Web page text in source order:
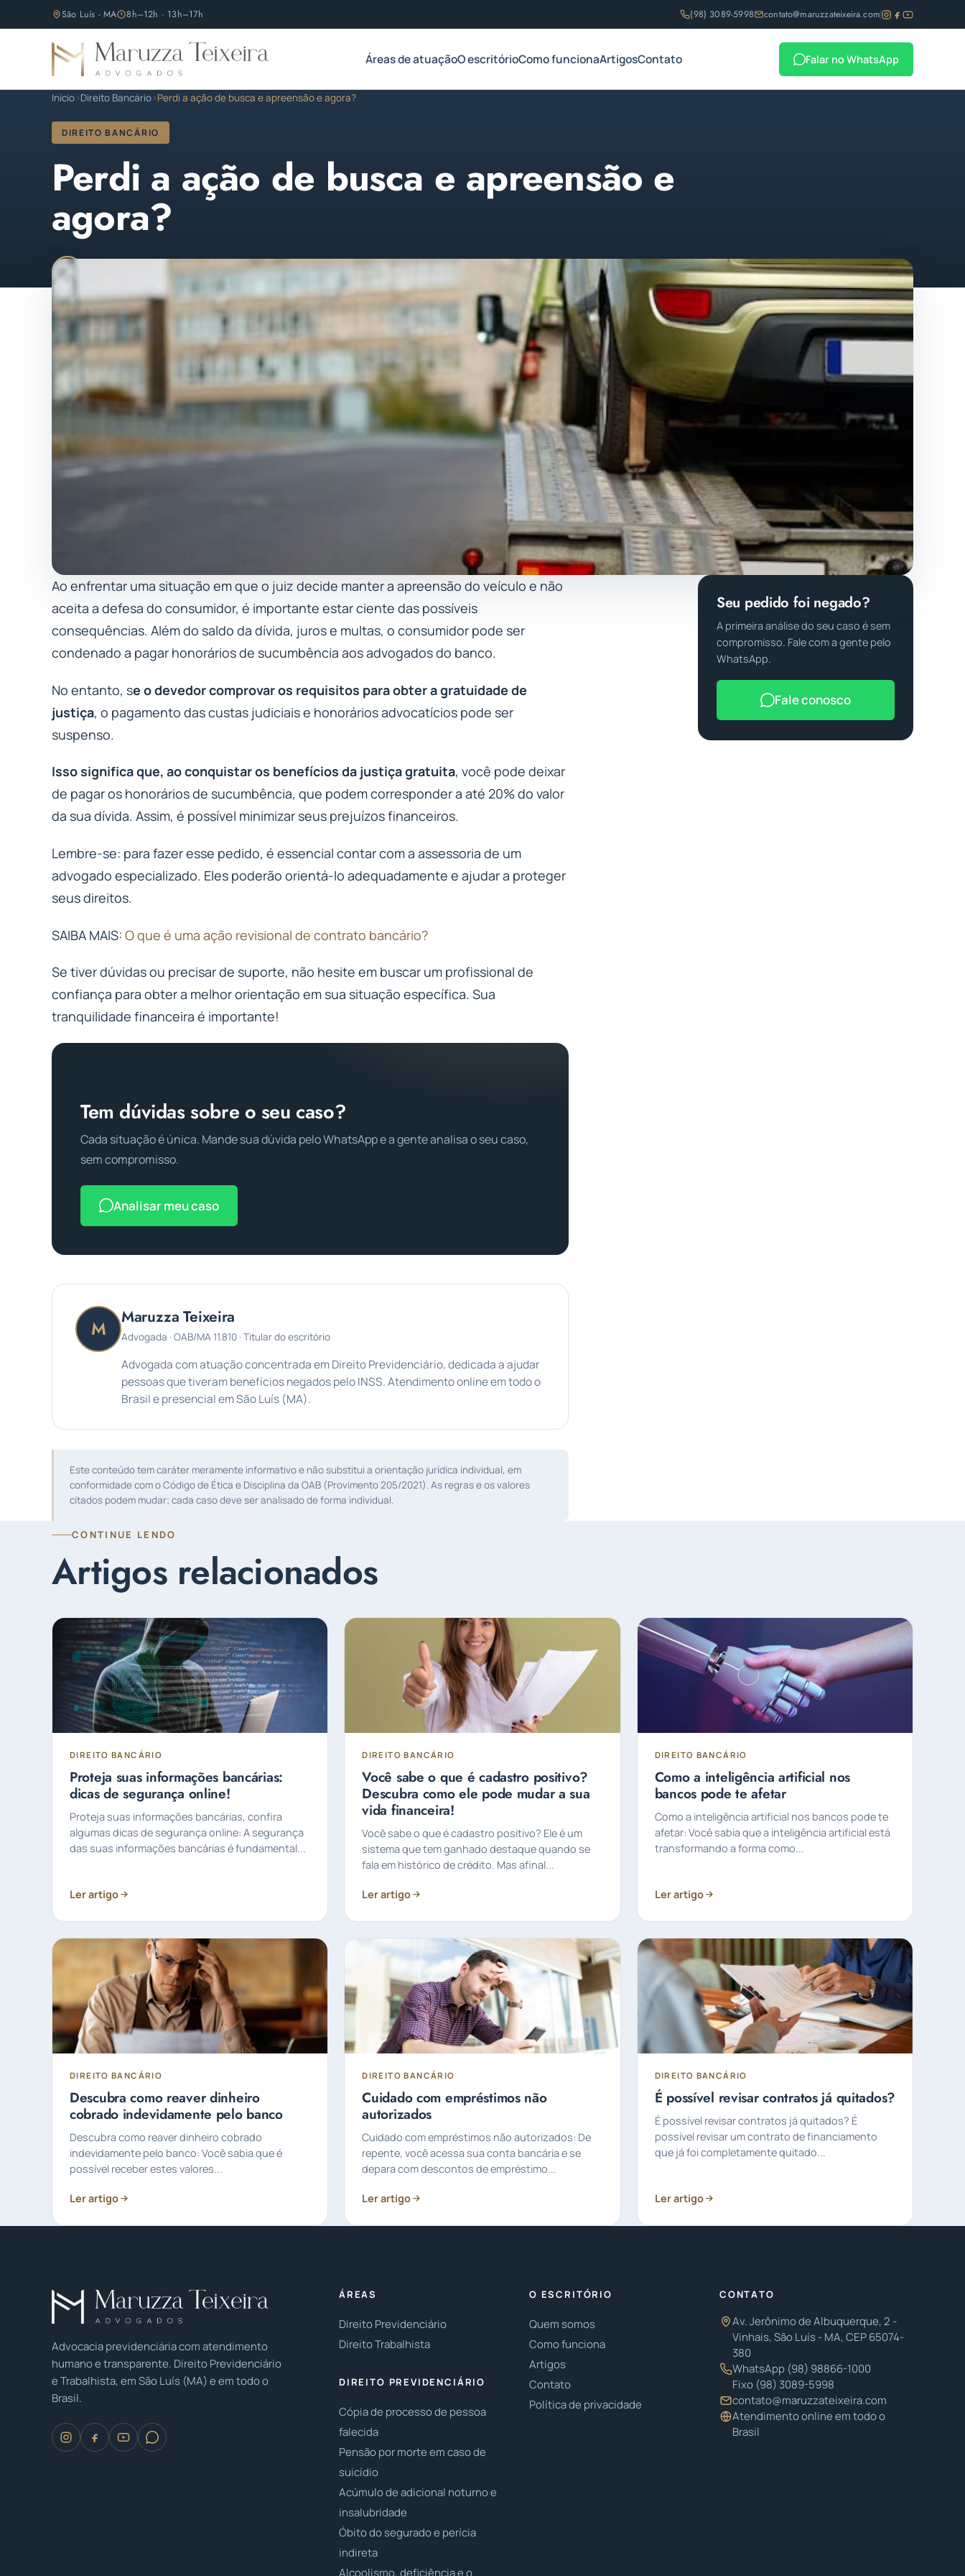
São Luís - MA 8h–12h · 13h–17h (98) 3089-5998 contato@maruzzateixeira.com
Áreas de atuaçãoO escritórioComo funcionaArtigosContato Falar no WhatsApp
Início›Direito Bancário›Perdi a ação de busca e apreensão e agora?
DIREITO BANCÁRIO
Perdi a ação de busca e apreensão e
agora?
M Publicado em 02 de agosto de 2023
Ao enfrentar uma situação em que o juiz decide manter a apreensão do veículo e não
aceita a defesa do consumidor, é importante estar ciente das possíveis
consequências. Além do saldo da dívida, juros e multas, o consumidor pode ser
condenado a pagar honorários de sucumbência aos advogados do banco.
No entanto, se o devedor comprovar os requisitos para obter a gratuidade de
justiça, o pagamento das custas judiciais e honorários advocatícios pode ser
suspenso.
Isso significa que, ao conquistar os benefícios da justiça gratuita, você pode deixar
de pagar os honorários de sucumbência, que podem corresponder a até 20% do valor
da sua dívida. Assim, é possível minimizar seus prejuízos financeiros.
Lembre-se: para fazer esse pedido, é essencial contar com a assessoria de um
advogado especializado. Eles poderão orientá-lo adequadamente e ajudar a proteger
seus direitos.
SAIBA MAIS: O que é uma ação revisional de contrato bancário?
Se tiver dúvidas ou precisar de suporte, não hesite em buscar um profissional de
confiança para obter a melhor orientação em sua situação específica. Sua
tranquilidade financeira é importante!
Tem dúvidas sobre o seu caso?
Cada situação é única. Mande sua dúvida pelo WhatsApp e a gente analisa o seu caso,
sem compromisso.
Analisar meu caso
M Maruzza Teixeira
Advogada · OAB/MA 11.810 · Titular do escritório
Advogada com atuação concentrada em Direito Previdenciário, dedicada a ajudar
pessoas que tiveram benefícios negados pelo INSS. Atendimento online em todo o
Brasil e presencial em São Luís (MA).
Este conteúdo tem caráter meramente informativo e não substitui a orientação jurídica individual, em
conformidade com o Código de Ética e Disciplina da OAB (Provimento 205/2021). As regras e os valores
citados podem mudar; cada caso deve ser analisado de forma individual.
Seu pedido foi negado?
A primeira análise do seu caso é sem
compromisso. Fale com a gente pelo
WhatsApp.
Fale conosco
CONTINUE LENDO
Artigos relacionados
DIREITO BANCÁRIO
Proteja suas informações bancárias:
dicas de segurança online!
Proteja suas informações bancárias, confira
algumas dicas de segurança online: A segurança
das suas informações bancárias é fundamental...
Ler artigo
DIREITO BANCÁRIO
Você sabe o que é cadastro positivo?
Descubra como ele pode mudar a sua
vida financeira!
Você sabe o que é cadastro positivo? Ele é um
sistema que tem ganhado destaque quando se
fala em histórico de crédito. Mas afinal...
Ler artigo
DIREITO BANCÁRIO
Como a inteligência artificial nos
bancos pode te afetar
Como a inteligência artificial nos bancos pode te
afetar: Você sabia que a inteligência artificial está
transformando a forma como...
Ler artigo
DIREITO BANCÁRIO
Descubra como reaver dinheiro
cobrado indevidamente pelo banco
Descubra como reaver dinheiro cobrado
indevidamente pelo banco: Você sabia que é
possível receber estes valores...
Ler artigo
DIREITO BANCÁRIO
Cuidado com empréstimos não
autorizados
Cuidado com empréstimos não autorizados: De
repente, você acessa sua conta bancária e se
depara com descontos de empréstimo...
Ler artigo
DIREITO BANCÁRIO
É possível revisar contratos já quitados?
É possível revisar contratos já quitados? É
possível revisar um contrato de financiamento
que já foi completamente quitado...
Ler artigo
Advocacia previdenciária com atendimento
humano e transparente. Direito Previdenciário
e Trabalhista, em São Luís (MA) e em todo o
Brasil.
ÁREAS
Direito Previdenciário
Direito Trabalhista
DIREITO PREVIDENCIÁRIO
Cópia de processo de pessoa
falecida
Pensão por morte em caso de
suicídio
Acúmulo de adicional noturno e
insalubridade
Óbito do segurado e perícia
indireta
Alcoolismo, deficiência e o
O ESCRITÓRIO
Quem somos
Como funciona
Artigos
Contato
Política de privacidade
CONTATO
Av. Jerônimo de Albuquerque, 2 -
Vinhais, São Luís - MA, CEP 65074-
380
WhatsApp (98) 98866-1000
Fixo (98) 3089-5998
contato@maruzzateixeira.com
Atendimento online em todo o
Brasil